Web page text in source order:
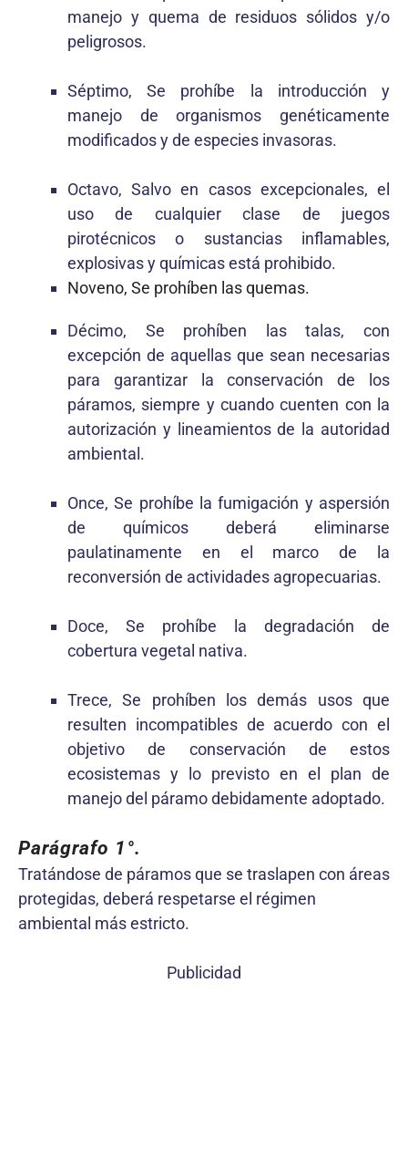
manejo y quema de residuos sólidos y/o
peligrosos.
Séptimo, Se prohíbe la introducción y
manejo de organismos genéticamente
modificados y de especies invasoras.
Octavo, Salvo en casos excepcionales, el
uso de cualquier clase de juegos
pirotécnicos o sustancias inflamables,
explosivas y químicas está prohibido.
Noveno, Se prohíben las quemas.
Décimo, Se prohíben las talas, con
excepción de aquellas que sean necesarias
para garantizar la conservación de los
páramos, siempre y cuando cuenten con la
autorización y lineamientos de la autoridad
ambiental.
Once, Se prohíbe la fumigación y aspersión
de químicos deberá eliminarse
paulatinamente en el marco de la
reconversión de actividades agropecuarias.
Doce, Se prohíbe la degradación de
cobertura vegetal nativa.
Trece, Se prohíben los demás usos que
resulten incompatibles de acuerdo con el
objetivo de conservación de estos
ecosistemas y lo previsto en el plan de
manejo del páramo debidamente adoptado.
Parágrafo 1°.
Tratándose de páramos que se traslapen con áreas
protegidas, deberá respetarse el régimen
ambiental más estricto.
Publicidad